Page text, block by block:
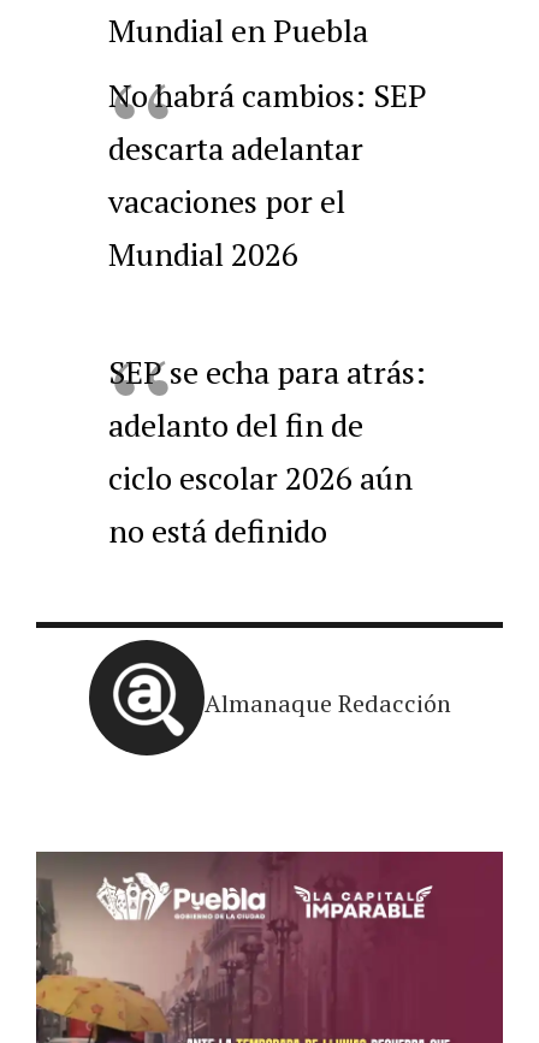
Mundial en Puebla
No habrá cambios: SEP
descarta adelantar
vacaciones por el
Mundial 2026
SEP se echa para atrás:
adelanto del fin de
ciclo escolar 2026 aún
no está definido
Almanaque Redacción